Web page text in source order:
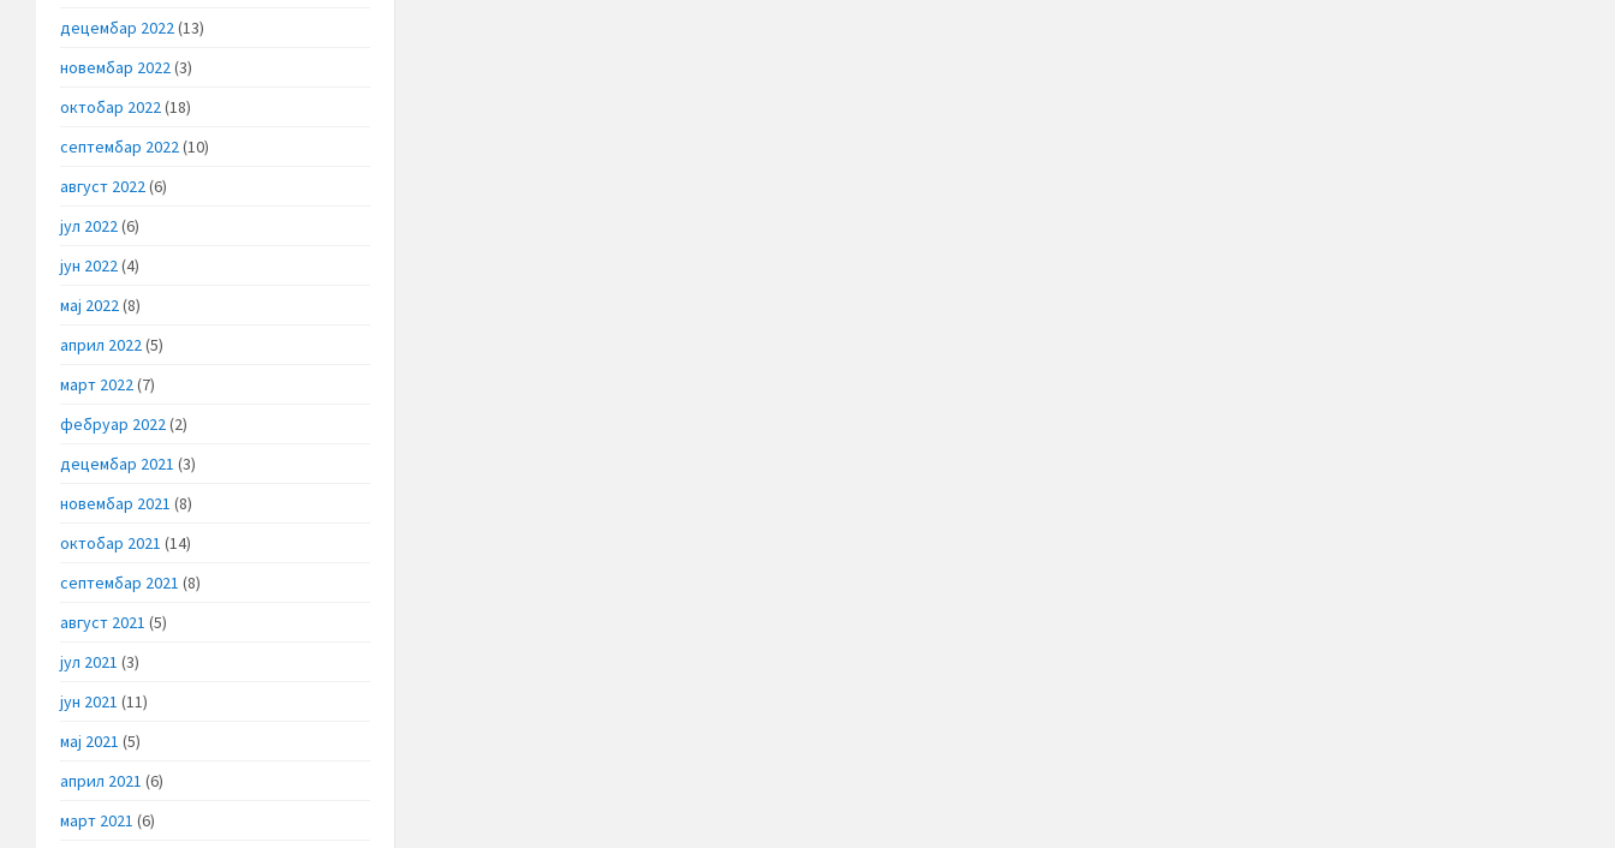
децембар 2022(13)
новембар 2022(3)
октобар 2022(18)
септембар 2022(10)
август 2022(6)
јул 2022(6)
јун 2022(4)
мај 2022(8)
април 2022(5)
март 2022(7)
фебруар 2022(2)
децембар 2021 (3)
новембар 2021 (8)
октобар 2021 (14)
септембар 2021 (8)
август 2021 (5)
јул 2021 (3)
јун 2021 (11)
мај 2021 (5)
април 2021 (6)
март 2021 (6)